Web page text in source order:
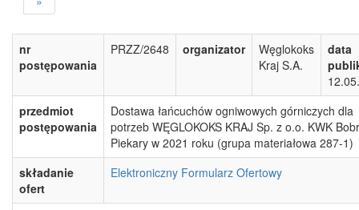
nr
postępowania
PRZZ/2648 organizator
Węglokoks
Kraj S.A.
data
przedmiot
postępowania
Dostawa łańcuchów ogniwowych górniczych dla
potrzeb WĘGLOKOKS KRAJ Sp. z o.o. KWK
Piekary w 2021 roku (grupa materiałowa 287-1)
składanie
ofert
Elektroniczny Formularz Ofertowy